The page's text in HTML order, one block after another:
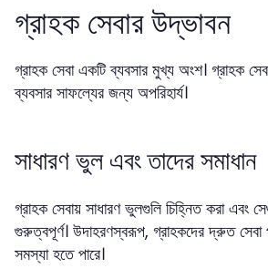
গ্রাহক সেবার উদ্ভাবন
গ্রাহক সেবা একটি ব্যবসার মুখ্য অংশ। গ্রাহক
ব্যবসার সাফল্যের জন্য অপরিহার্য।
সাধারণ ভুল এবং তাদের সমাধান
গ্রাহক সেবায় সাধারণ ভুলগুলি চিহ্নিত করা এবং
গুরুত্বপূর্ণ। উদাহরণস্বরূপ, গ্রাহকদের দ্রুত সেবা
সমস্যা হতে পারে।